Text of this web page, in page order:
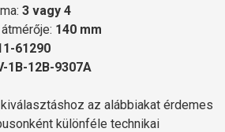
3 vagy 4
140 mm
61290
1B-12B-9307A
az alábbiakat érdemes
különféle technikai